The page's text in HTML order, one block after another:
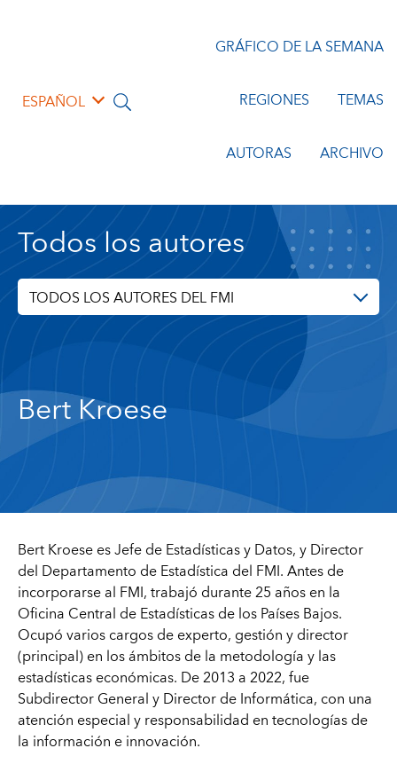
ESPAÑOL
GRÁFICO DE LA SEMANA
REGIONES TEMAS
AUTORAS ARCHIVO
Todos los autores
TODOS LOS AUTORES DEL FMI
Bert Kroese
Bert Kroesees Jefe de Estadísticas y Datos, y Director
del Departamento de Estadística del FMI. Antes de
incorporarse al FMI, trabajó durante 25 años en la
Oficina Central de Estadísticas de los Países Bajos.
Ocupó varios cargos de experto, gestión y director
(principal) en los ámbitos de la metodología y las
estadísticas económicas. De 2013 a 2022, fue
Subdirector General y Director de Informática, con una
atención especial y responsabilidad en tecnologías de
la información e innovación.